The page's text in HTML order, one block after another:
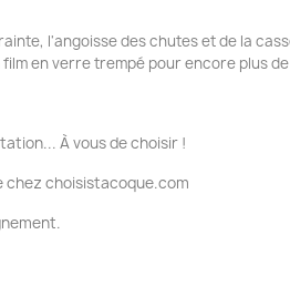
l'angoisse des chutes et de la
en verre trempé pour encore plus
À vous de choisir !
chez choisistacoque.com